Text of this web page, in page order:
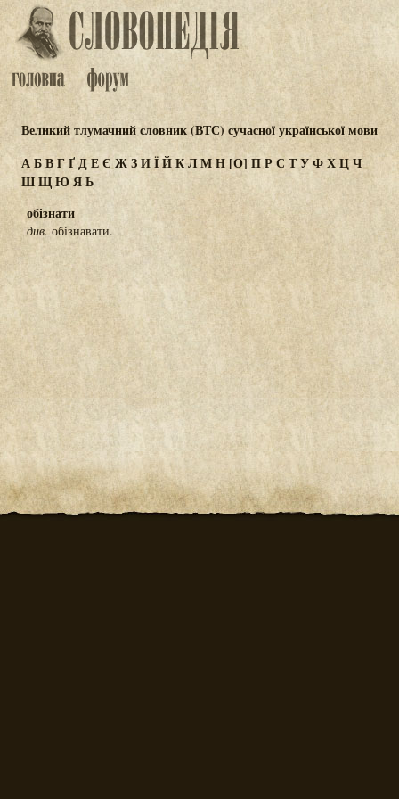
Великий тлумачний словник (ВТС) сучасної української мови
АБВГҐДЕЄ ЖЗИЇЙКЛМН[О] ПР СТУФХЦЧ
ШЩЮЯЬ
обізнати
див. обізнавати.